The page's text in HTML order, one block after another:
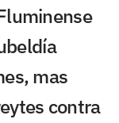
mas
contra